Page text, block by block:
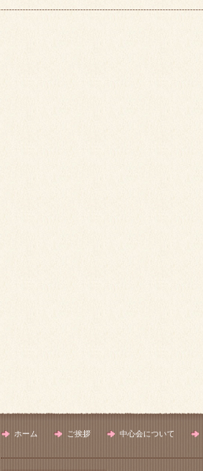
ホーム ご挨拶 中心会について